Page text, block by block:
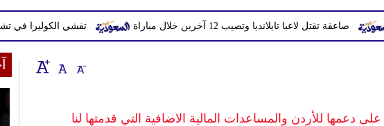
تفشي الكوليرا في تشاد يتسبب في صاعقة تقتل لاعبا تايلانديا وتصيب 12 آخرين خلال مباراة
دعمها للأردن والمساعدات المالية الاضافية التي قدمتها لنا